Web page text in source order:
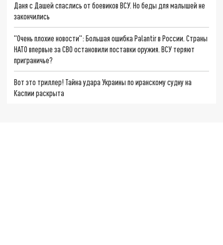
Даня с Дашей спаслись от боевиков ВСУ. Но беды для малышей не
закончились
"Очень плохие новости": Большая ошибка Palantir в России. Страны
НАТО впервые за СВО остановили поставки оружия. ВСУ теряют
приграничье?
Вот это триллер! Тайна удара Украины по иранскому судну на
Каспии раскрыта